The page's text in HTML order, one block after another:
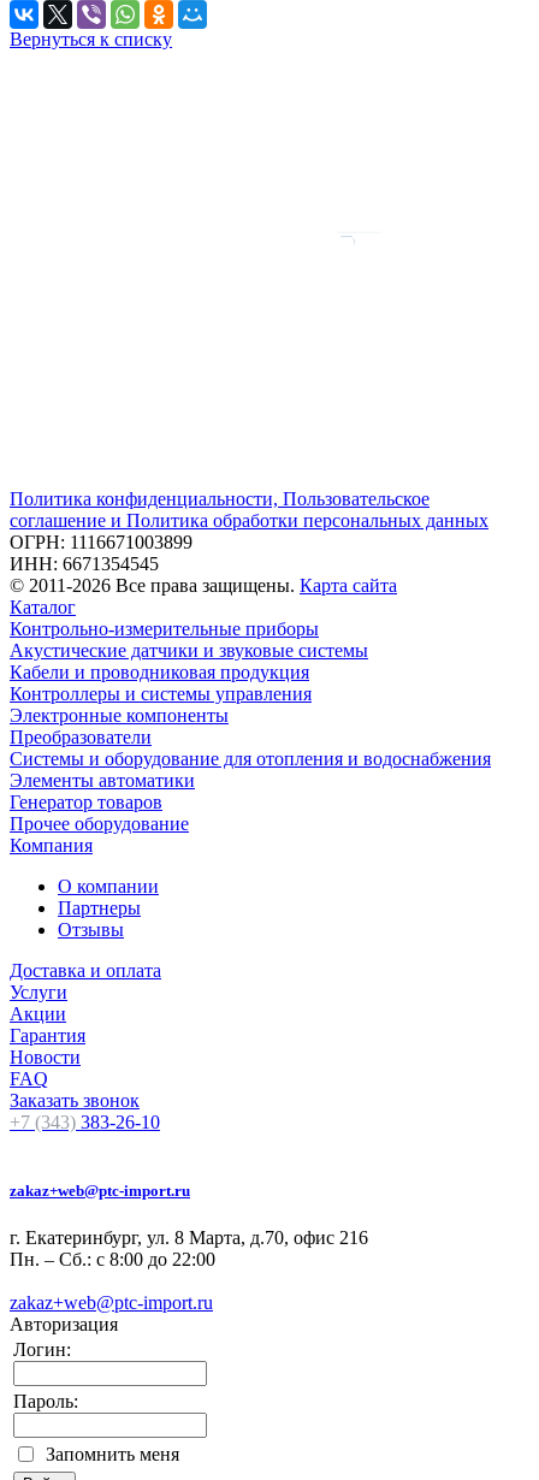
Вернуться к списку
Политика конфиденциальности, Пользовательское
соглашение и Политика обработки персональных данных
ОГРН: 1116671003899
ИНН: 6671354545
© 2011-2026 Все права защищены. Карта сайта
Каталог
Контрольно-измерительные приборы
Акустические датчики и звуковые системы
Кабели и проводниковая продукция
Контроллеры и системы управления
Электронные компоненты
Преобразователи
Системы и оборудование для отопления и водоснабжения
Элементы автоматики
Генератор товаров
Прочее оборудование
Компания
О компании
Партнеры
Отзывы
Доставка и оплата
Услуги
Акции
Гарантия
Новости
FAQ
Заказать звонок
+7 (343) 383-26-10
zakaz+web@ptc-import.ru
г. Екатеринбург, ул. 8 Марта, д.70, офис 216
Пн. – Сб.: с 8:00 до 22:00
zakaz+web@ptc-import.ru
Авторизация
Логин:
Пароль:
Запомнить меня